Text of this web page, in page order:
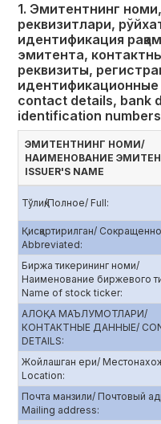
1. Эмитентнинг
реквизитлари,
идентификация
эмитента,
реквизиты,
contact details, bank
identification numbers
ЭМИТЕНТНИНГ НОМИ/
НАИМЕНОВАНИЕ
ISSUER'S NAME
Тўлиқ/Полное/ Full:
Қисқартирилган/
Abbreviated:
Биржа тикерининг номи/
Наименование биржевого
Name of stock ticker:
АЛОҚА МАЪЛУМОТЛАРИ/
КОНТАКТНЫЕ ДАННЫЕ/
DETAILS:
Жойлашган ери/
Location:
Почта манзили/ Почтовый
Mailing address: